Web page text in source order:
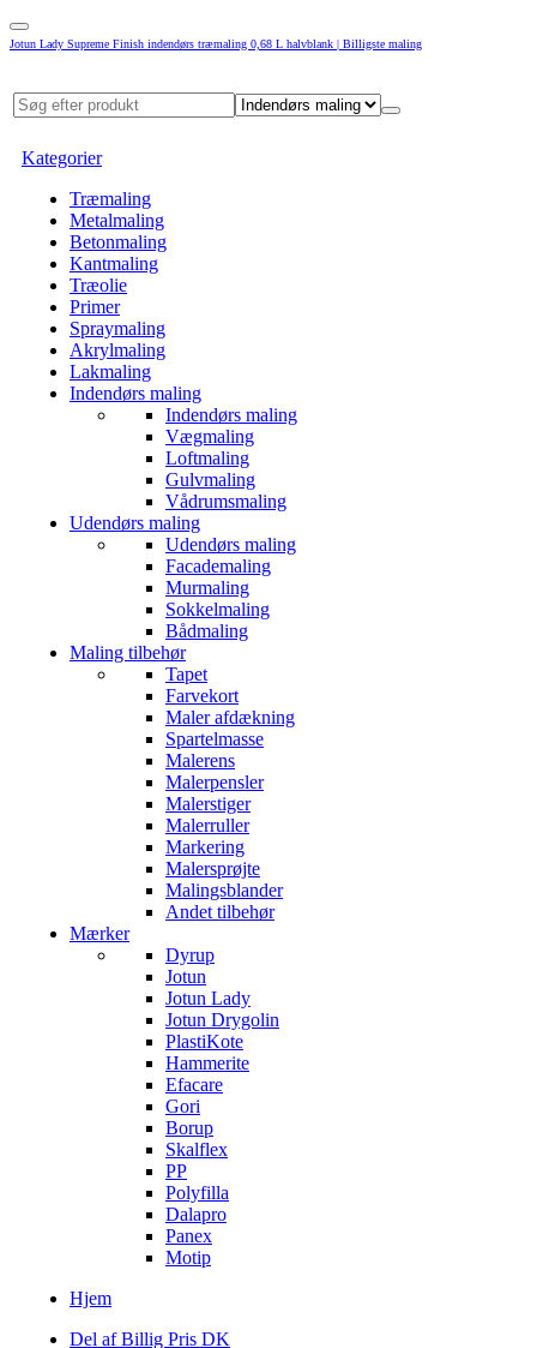
Jotun Lady Supreme Finish indendørs træmaling 0,68 L halvblank | Billigste maling
Kategorier
Træmaling
Metalmaling
Betonmaling
Kantmaling
Træolie
Primer
Spraymaling
Akrylmaling
Lakmaling
Indendørs maling
Indendørs maling
Vægmaling
Loftmaling
Gulvmaling
Vådrumsmaling
Udendørs maling
Udendørs maling
Facademaling
Murmaling
Sokkelmaling
Bådmaling
Maling tilbehør
Tapet
Farvekort
Maler afdækning
Spartelmasse
Malerens
Malerpensler
Malerstiger
Malerruller
Markering
Malersprøjte
Malingsblander
Andet tilbehør
Mærker
Dyrup
Jotun
Jotun Lady
Jotun Drygolin
PlastiKote
Hammerite
Efacare
Gori
Borup
Skalflex
PP
Polyfilla
Dalapro
Panex
Motip
Hjem
Del af Billig Pris DK